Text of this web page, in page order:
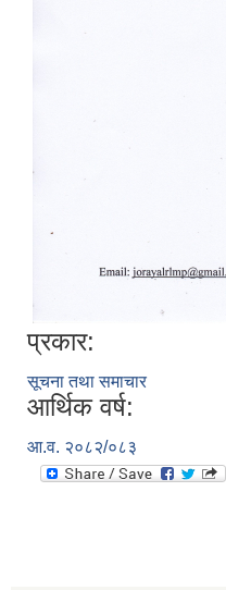
प्रकार:
सूचना तथा समाचार
आर्थिक वर्ष:
आ.व. २०८२/०८३